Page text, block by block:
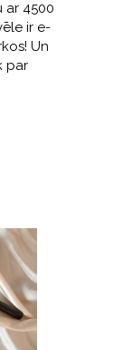
ar 4500
ir e-
Un
par